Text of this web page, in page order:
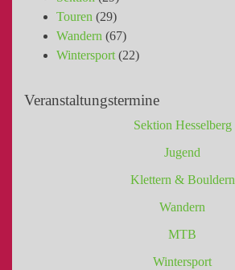
Touren (29)
Wandern (67)
Wintersport (22)
Veranstaltungstermine
Sektion Hesselberg
Jugend
Klettern & Bouldern
Wandern
MTB
Wintersport